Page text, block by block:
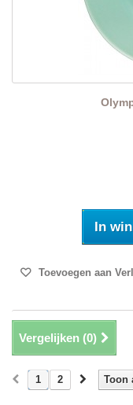
In
Toevoegen aan
Vergelijken (0)
Toon
1 2